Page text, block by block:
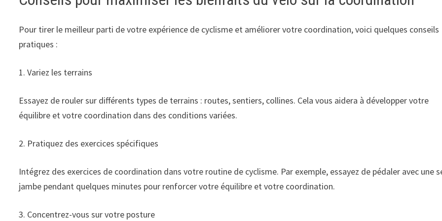
Pour tirer le meilleur parti de votre expérience de cyclisme et améliorer votre coordination, voici quelques conseils
pratiques :
1. Variez les terrains
Essayez de rouler sur différents types de terrains : routes, sentiers, collines. Cela vous aidera à développer votre
équilibre et votre coordination dans des conditions variées.
2. Pratiquez des exercices spécifiques
Intégrez des exercices de coordination dans votre routine de cyclisme. Par exemple, essayez de pédaler avec une
jambe pendant quelques minutes pour renforcer votre équilibre et votre coordination.
3. Concentrez-vous sur votre posture